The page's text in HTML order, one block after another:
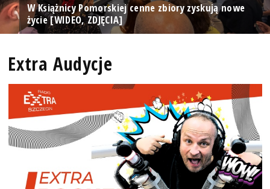
W Książnicy Pomorskiej cenne zbiory zyskują nowe
życie [WIDEO, ZDJĘCIA]
Extra Audycje